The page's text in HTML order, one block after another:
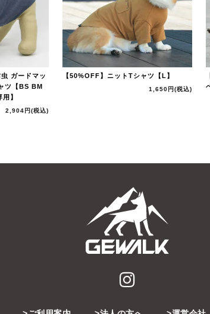
ガードマッ
【BS BM
】
2,904円 (税込)
【50%OFF】ニットTシャツ【L】
1,650円 (税込)